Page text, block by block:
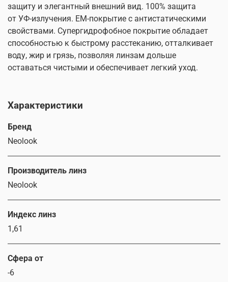
защиту и элегантный внешний вид. 100% защита
от УФ-излучения. ЕМ-покрытие с антистатическими
свойствами. Супергидрофобное покрытие обладает
способностью к быстрому расстеканию, отталкивает
воду, жир и грязь, позволяя линзам дольше
оставаться чистыми и обеспечивает легкий уход.
Характеристики
Бренд
Neolook
Производитель линз
Neolook
Индекс линз
1,61
Сфера от
-6